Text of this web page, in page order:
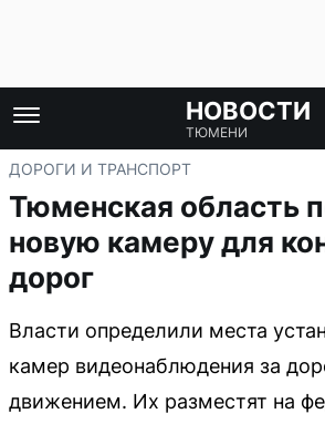
НОВОСТИ
ТЮМЕНИ
ДОРОГИ И ТРАНСПОРТ
Тюменская область
новую камеру для
дорог
Власти определили места
камер видеонаблюдения за
движением. Их разместят на